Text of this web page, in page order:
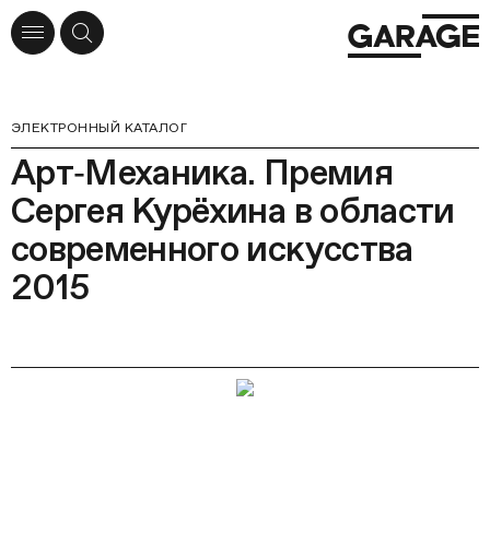
ЭЛЕКТРОННЫЙ КАТАЛОГ
Арт‑Механика. Премия
Сергея Курёхина в области
современного искусства
2015